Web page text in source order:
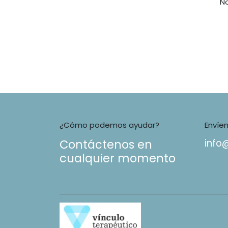
¿Cómo podemos ayudar?
Contáctenos en
cualquier momento